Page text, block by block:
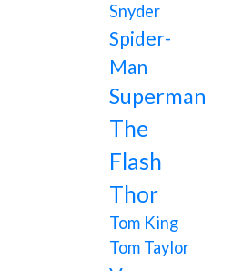
Snyder
Spider-
Man
Superman
The
Flash
Thor
Tom King
Tom Taylor